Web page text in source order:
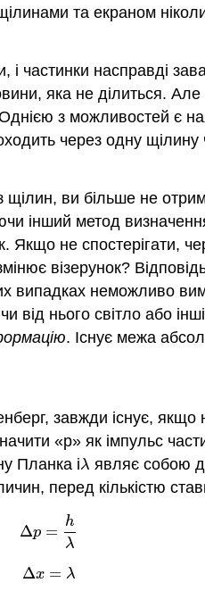
та екраном
частинки насправді
яка не ділиться.
з можливостей є
через одну
ви більше не
інший метод
не спостерігати,
візерунок?
неможливо
нього світло або
. Існує межа
завжди існує,
«p» як імпульс
Планка іλ
λ являє собою
перед кількістю
Δp =
h
λ
(1.9.1) p=
Δx = λ
(1.9.2)Δ x=